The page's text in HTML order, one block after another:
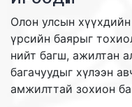
Олон улсын
үрсийн баярыг
нийт багш, ажилтан
багачуудыг хүлээн
амжилттай зохион